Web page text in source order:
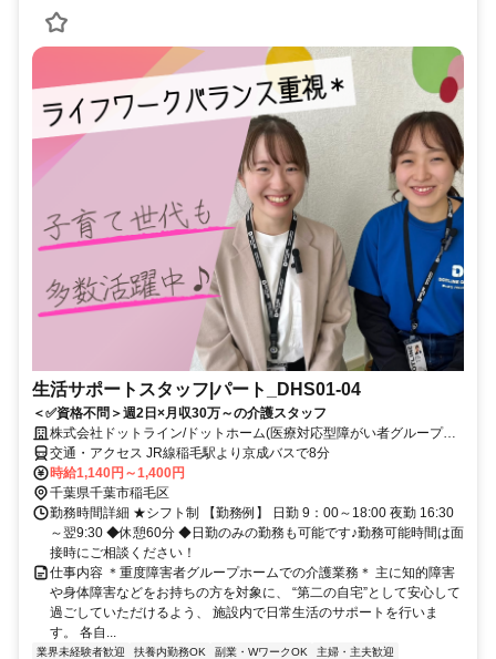
生活サポートスタッフ|パート_DHS01-04
＜✅資格不問＞週2日×月収30万～の介護スタッフ
株式会社ドットライン/ドットホーム(医療対応型障がい者グループホ
ーム)園生
交通・アクセス JR線稲毛駅より京成バスで8分
時給1,140円～1,400円
千葉県千葉市稲毛区
勤務時間詳細 ★シフト制 【勤務例】 日勤 9：00～18:00 夜勤 16:30
～翌9:30 ◆休憩60分 ◆日勤のみの勤務も可能です♪勤務可能時間は面
接時にご相談ください！
仕事内容 ＊重度障害者グループホームでの介護業務＊ 主に知的障害
や身体障害などをお持ちの方を対象に、 “第二の自宅”として安心して
過ごしていただけるよう、 施設内で日常生活のサポートを行いま
す。 各自...
業界未経験者歓迎 扶養内勤務OK 副業・WワークOK
主婦・主夫歓迎